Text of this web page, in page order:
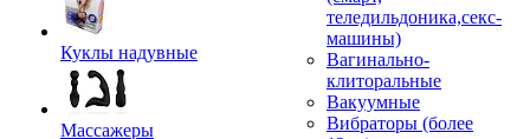
Куклы надувные
Массажеры
теледильдоника,секс-
машины)
Вагинально-
клиторальные
Вакуумные
Вибраторы (более